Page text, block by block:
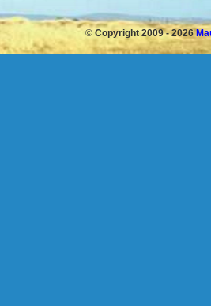
© Copyright 2009 - 2026